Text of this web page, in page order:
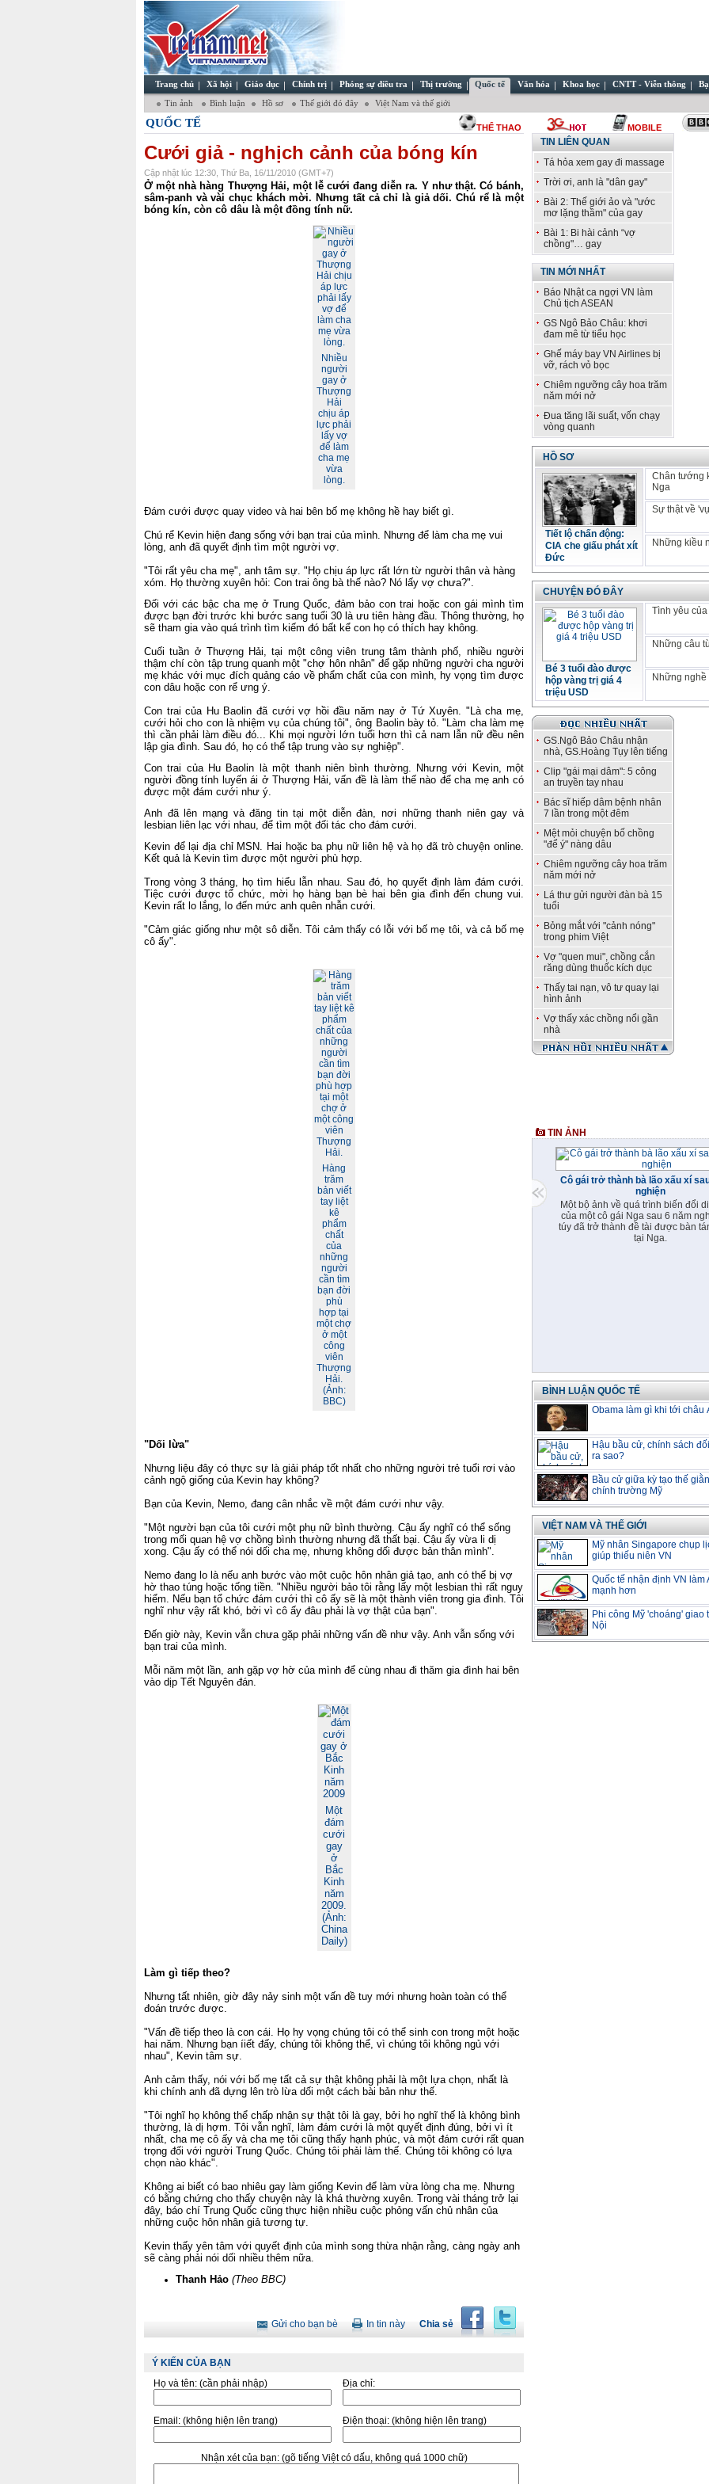
Trang chủ Xã hội Giáo dục Chính trị Phóng sự điều tra Thị trường Quốc tế Văn hóa Khoa học CNTT - Viễn thông
Tin ảnh Bình luận Hồ sơ Thế giới đó đây Việt Nam và thế giới
QUỐC TẾ THỂ THAO MOBILE
Cưới giả - nghịch cảnh của bóng kín
Cập nhật lúc 12:30, Thứ Ba, 16/11/2010 (GMT+7)
Ở một nhà hàng Thượng Hải, một lễ cưới đang diễn ra. Y như thật. Có bánh,
sâm-panh và vài chục khách mời. Nhưng tất cả chỉ là giả dối. Chú rể là một
bóng kín, còn cô dâu là một đồng tính nữ.
Nhiều
người
gay ở
Thượng
Hải
chịu áp
lực phải
lấy vợ
để làm
cha mẹ
vừa
lòng.
Đám cưới được quay video và hai bên bố mẹ không hề hay biết gì.
Chú rể Kevin hiện đang sống với bạn trai của mình. Nhưng để làm cha mẹ vui
lòng, anh đã quyết định tìm một người vợ.
"Tôi rất yêu cha mẹ", anh tâm sự. "Họ chịu áp lực rất lớn từ người thân và hàng
xóm. Họ thường xuyên hỏi: Con trai ông bà thế nào? Nó lấy vợ chưa?".
Đối với các bậc cha mẹ ở Trung Quốc, đảm bảo con trai hoặc con gái mình tìm
được bạn đời trước khi bước sang tuổi 30 là ưu tiên hàng đầu. Thông thường, họ
sẽ tham gia vào quá trình tìm kiếm đó bất kể con họ có thích hay không.
Cuối tuần ở Thượng Hải, tại một công viên trung tâm thành phố, nhiều người
thậm chí còn tập trung quanh một "chợ hôn nhân" để gặp những người cha người
mẹ khác với mục đích quảng cáo về phẩm chất của con mình, hy vọng tìm được
con dâu hoặc con rể ưng ý.
Con trai của Hu Baolin đã cưới vợ hồi đầu năm nay ở Tứ Xuyên. "Là cha mẹ,
cưới hỏi cho con là nhiệm vụ của chúng tôi", ông Baolin bày tỏ. "Làm cha làm mẹ
thì cần phải làm điều đó... Khi mọi người lớn tuổi hơn thì cả nam lẫn nữ đều nên
lập gia đình. Sau đó, họ có thể tập trung vào sự nghiệp".
Con trai của Hu Baolin là một thanh niên bình thường. Nhưng với Kevin, một
người đồng tính luyến ái ở Thượng Hải, vấn đề là làm thế nào để cha mẹ anh có
được một đám cưới như ý.
Anh đã lên mạng và đăng tin tại một diễn đàn, nơi những thanh niên gay và
lesbian liên lạc với nhau, để tìm một đối tác cho đám cưới.
Kevin để lại địa chỉ MSN. Hai hoặc ba phụ nữ liên hệ và họ đã trò chuyện online.
Kết quả là Kevin tìm được một người phù hợp.
Trong vòng 3 tháng, họ tìm hiểu lẫn nhau. Sau đó, họ quyết định làm đám cưới.
Tiệc cưới được tổ chức, mời họ hàng bạn bè hai bên gia đình đến chung vui.
Kevin rất lo lắng, lo đến mức anh quên nhẫn cưới.
"Cảm giác giống như một sô diễn. Tôi cảm thấy có lỗi với bố mẹ tôi, và cả bố mẹ
cô ấy".
Hàng
trăm
bản viết
tay liệt
kê
phẩm
chất
của
những
người
cần tìm
bạn đời
phù
hợp tại
một chợ
ở một
công
viên
Thượng
Hải.
(Ảnh:
BBC)
"Dối lừa"
Nhưng liệu đây có thực sự là giải pháp tốt nhất cho những người trẻ tuổi rơi vào
cảnh ngộ giống của Kevin hay không?
Bạn của Kevin, Nemo, đang cân nhắc về một đám cưới như vậy.
"Một người bạn của tôi cưới một phụ nữ bình thường. Cậu ấy nghĩ có thể sống
trong mối quan hệ vợ chồng bình thường nhưng đã thất bại. Cậu ấy vừa li dị
xong. Cậu ấy có thể nói dối cha mẹ, nhưng không dối được bản thân mình".
Nemo đang lo là nếu anh bước vào một cuộc hôn nhân giả tạo, anh có thể bị vợ
hờ thao túng hoặc tống tiền. "Nhiều người bảo tôi rằng lấy một lesbian thì rất nguy
hiểm. Nếu bạn tổ chức đám cưới thì cô ấy sẽ là một thành viên trong gia đình. Tôi
nghĩ như vậy rất khó, bởi vì cô ấy đâu phải là vợ thật của bạn".
Đến giờ này, Kevin vẫn chưa gặp phải những vấn đề như vậy. Anh vẫn sống với
bạn trai của mình.
Mỗi năm một lần, anh gặp vợ hờ của mình để cùng nhau đi thăm gia đình hai bên
vào dịp Tết Nguyên đán.
Một
đám
cưới
gay
ở
Bắc
Kinh
năm
2009.
(Ảnh:
China
Daily)
Làm gì tiếp theo?
Nhưng tất nhiên, giờ đây nảy sinh một vấn đề tuy mới nhưng hoàn toàn có thể
đoán trước được.
"Vấn đề tiếp theo là con cái. Họ hy vọng chúng tôi có thể sinh con trong một hoặc
hai năm. Nhưng bạn íiết đấy, chúng tôi không thể, vì chúng tôi không ngủ với
nhau", Kevin tâm sự.
Anh cảm thấy, nói với bố mẹ tất cả sự thật không phải là một lựa chọn, nhất là
khi chính anh đã dựng lên trò lừa dối một cách bài bản như thế.
"Tôi nghĩ họ không thể chấp nhận sự thật tôi là gay, bởi họ nghĩ thế là không bình
thường, là dị hợm. Tôi vẫn nghĩ, làm đám cưới là một quyết định đúng, bởi vì ít
nhất, cha mẹ cô ấy và cha mẹ tôi cũng thấy hạnh phúc, và một đám cưới rất quan
trọng đối với người Trung Quốc. Chúng tôi phải làm thế. Chúng tôi không có lựa
chọn nào khác".
Không ai biết có bao nhiêu gay làm giống Kevin để làm vừa lòng cha mẹ. Nhưng
có bằng chứng cho thấy chuyện này là khá thường xuyên. Trong vài tháng trở lại
đây, báo chí Trung Quốc cũng thực hiện nhiều cuộc phỏng vấn chủ nhân của
những cuộc hôn nhân giả tương tự.
Kevin thấy yên tâm với quyết định của mình song thừa nhận rằng, càng ngày anh
sẽ càng phải nói dối nhiều thêm nữa.
Thanh Hảo (Theo BBC)
Chia sẻ
In tin này
Gửi cho bạn bè
Ý KIẾN CỦA BẠN
Họ và tên: (cần phải nhập) Địa chỉ:
Email: (không hiện lên trang) Điện thoại: (không hiện lên trang)
Nhận xét của bạn: (gõ tiếng Việt có dấu, không quá 1000 chữ)
TIN LIÊN QUAN
Tá hỏa xem gay đi massage
Trời ơi, anh là "dân gay"
Bài 2: Thế giới ảo và "ước
mơ lặng thầm" của gay
Bài 1: Bi hài cảnh “vợ
chồng"… gay
TIN MỚI NHẤT
Báo Nhật ca ngợi VN làm
Chủ tịch ASEAN
GS Ngô Bảo Châu: khơi
đam mê từ tiểu học
Ghế máy bay VN Airlines bị
vỡ, rách vỏ bọc
Chiêm ngưỡng cây hoa trăm
năm mới nở
Đua tăng lãi suất, vốn chạy
vòng quanh
HỒ SƠ
Tiết lộ chấn động:
CIA che giấu phát xít
Đức
Chân tướng
Nga
Sự thật về
Những kiều
CHUYỆN ĐÓ ĐÂY
Bé 3 tuổi đào được
hộp vàng trị giá 4
triệu USD
Tình yêu
Những câu
Những
GS.Ngô Bảo Châu nhận
nhà, GS.Hoàng Tụy lên tiếng
Clip "gái mại dâm": 5 công
an truyền tay nhau
Bác sĩ hiếp dâm bệnh nhân
7 lần trong một đêm
Mệt mỏi chuyện bố chồng
"để ý" nàng dâu
Chiêm ngưỡng cây hoa trăm
năm mới nở
Lá thư gửi người đàn bà 15
tuổi
Bỏng mắt với "cảnh nóng"
trong phim Việt
Vợ "quen mui", chồng cắn
răng dùng thuốc kích dục
Thấy tai nạn, vô tư quay lại
hình ảnh
Vợ thấy xác chồng nổi gần
nhà
TIN ẢNH
Cô gái trở thành bà lão xấu xí
nghiện
Một bộ ảnh về quá trình biến đổi
của một cô gái Nga sau 6 năm
túy đã trở thành đề tài được bàn
tại Nga.
BÌNH LUẬN QUỐC TẾ
Obama làm gì khi tới châu
Hậu bầu cử, chính sách
ra sao?
Bầu cử giữa kỳ tạo thế
chính trường Mỹ
VIỆT NAM VÀ THẾ GIỚI
Mỹ nhân Singapore chụp
giúp thiếu niên VN
Quốc tế nhận định VN làm
mạnh hơn
Phi công Mỹ 'choáng' giao
Nội